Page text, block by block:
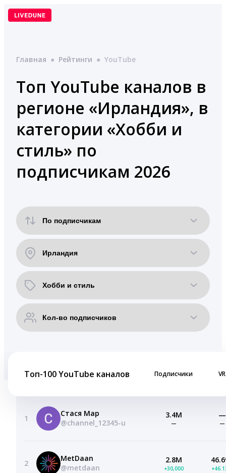
Перейти
Главная ● Рейтинги ● YouTube
Топ YouTube каналов в
регионе «Ирландия», в
категории «Хобби и
стиль» по
подписчикам 2026
Топ-100 YouTube каналов Подписчики VR
1
Стася Мар
@channel_12345-u
3.4M
—
—
—
2
MetDaan
@metdaan
2.8M
+30,000